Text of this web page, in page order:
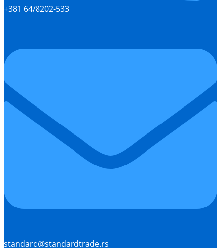
+381 64/8202-533
standard@standardtrade.rs